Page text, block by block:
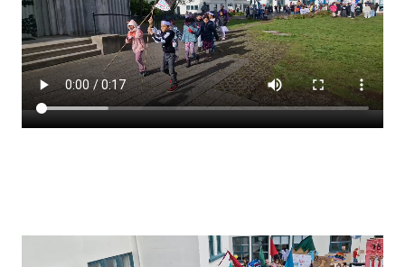
Starfsáætlun
Frístund
Upplýsingar um innritun
Námsmat